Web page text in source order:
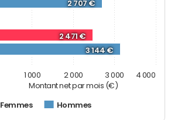
Montant net par mois (€)
2 471 €
2 707 €
3 144 €
Femmes Hommes
1 000 2 000 3 000 4 000